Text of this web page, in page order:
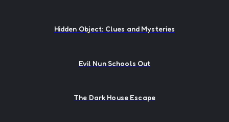
Hidden Object: Clues and Mysteries
Evil Nun Schools Out
The Dark House Escape